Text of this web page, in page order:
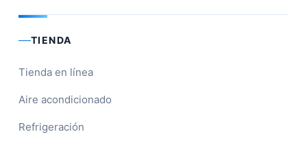
TIENDA
Tienda en línea
Aire acondicionado
Refrigeración